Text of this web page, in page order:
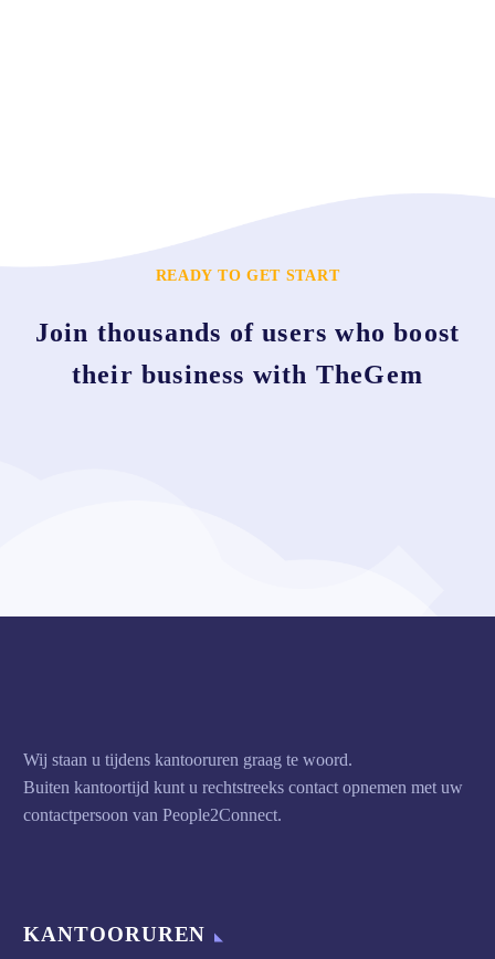
READY TO GET START
Join thousands of users who boost
their business with TheGem
Wij staan u tijdens kantooruren graag te woord.
Buiten kantoortijd kunt u rechtstreeks contact opnemen met uw
contactpersoon van People2Connect.
KANTOORUREN